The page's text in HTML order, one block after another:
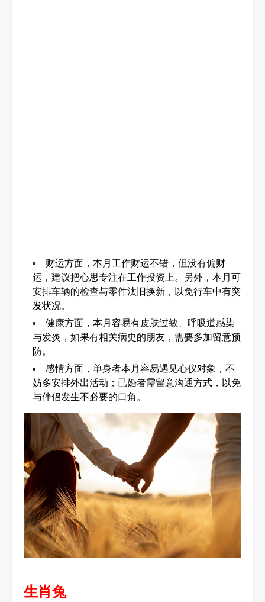
财运方面，本月工作财运不错，但没有偏财
运，建议把心思专注在工作投资上。另外，本月可
安排车辆的检查与零件汰旧换新，以免行车中有突
发状况。
健康方面，本月容易有皮肤过敏、呼吸道感染
与发炎，如果有相关病史的朋友，需要多加留意预
防。
感情方面，单身者本月容易遇见心仪对象，不
妨多安排外出活动；已婚者需留意沟通方式，以免
与伴侣发生不必要的口角。
生肖兔